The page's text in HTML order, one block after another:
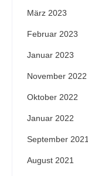
März 2023
Februar 2023
Januar 2023
November 2022
Oktober 2022
Januar 2022
September 2021
August 2021